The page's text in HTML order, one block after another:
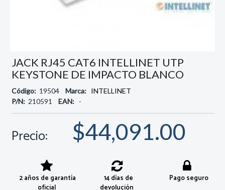
JACK RJ45 CAT6 INTELLINET UTP
KEYSTONE DE IMPACTO BLANCO
Código: 19504 Marca: INTELLINET
P/N: 210591 EAN: -
Precio: $44,091.00
2 años de garantía
oficial
14 días de
devolución
Pago seguro